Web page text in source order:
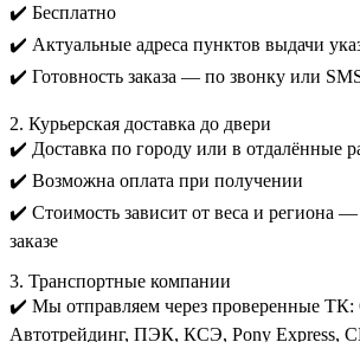
✔️ Бесплатно
✔️ Актуальные адреса пунктов выдачи
✔️ Готовность заказа — по звонку или
2. Курьерская доставка до двери
✔️ Доставка по городу или в отдалённые
✔️ Возможна оплата при получении
✔️ Стоимость зависит от веса и региона —
заказе
3. Транспортные компании
✔️ Мы отправляем через проверенные ТК:
Автотрейдинг, ПЭК, КСЭ, Pony Express,